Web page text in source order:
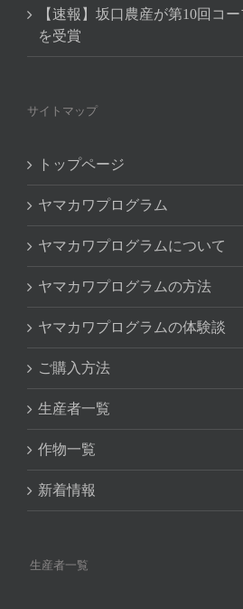
【速報】坂口農産が第10回コ
を受賞
サイトマップ
トップページ
ヤマカワプログラム
ヤマカワプログラムについて
ヤマカワプログラムの方法
ヤマカワプログラムの体験談
ご購入方法
生産者一覧
作物一覧
新着情報
生産者一覧